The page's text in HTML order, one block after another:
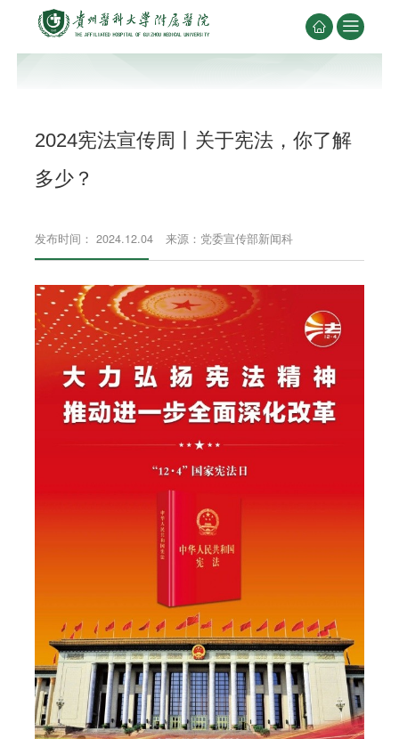
 
2024宪法宣传周丨关于宪法，你了解
多少？
发布时间： 2024.12.04 来源：党委宣传部新闻科